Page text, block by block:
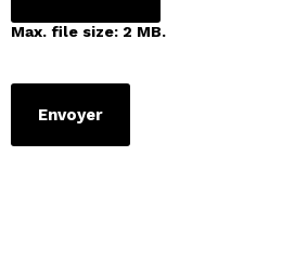
Max. file size: 2 MB.